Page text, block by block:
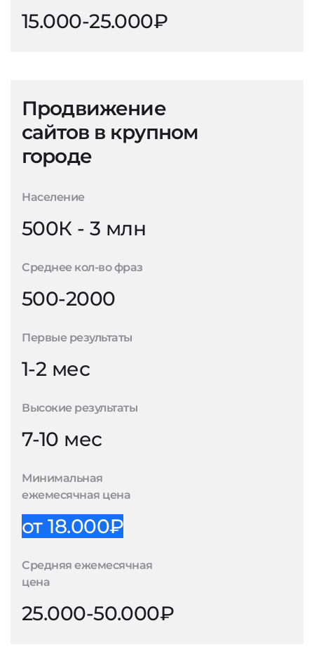
15.000-25.000₽
Продвижение
сайтов в крупном
городе
Население
500К - 3 млн
Среднее кол-во фраз
500-2000
Первые результаты
1-2 мес
Высокие результаты
7-10 мес
Минимальная
ежемесячная цена
от 18.000₽
Средняя ежемесячная
цена
25.000-50.000₽